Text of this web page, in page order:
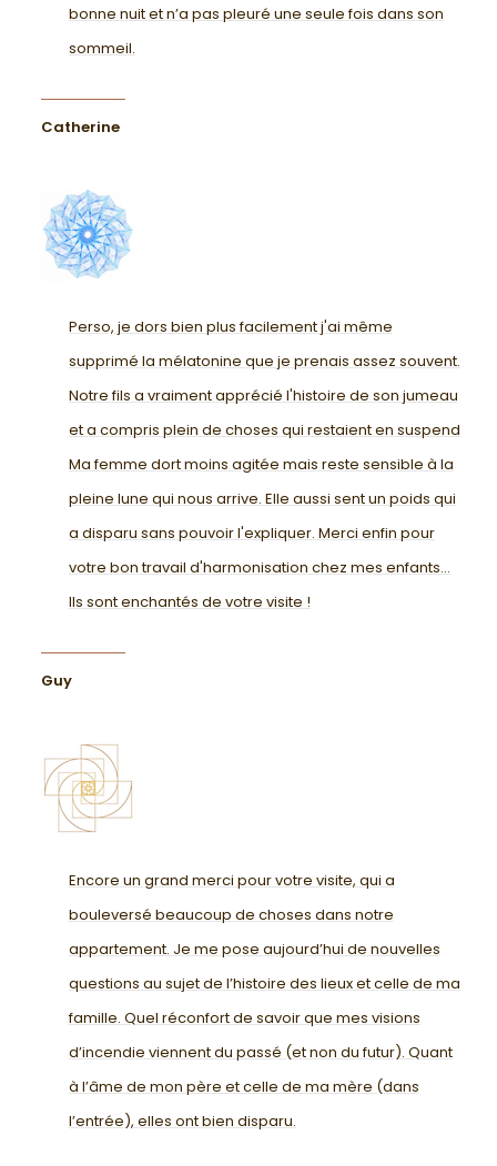
bonne nuit et n’a pas pleuré une seule fois dans son
sommeil.
Catherine
Perso, je dors bien plus facilement j'ai même
supprimé la mélatonine que je prenais assez souvent.
Notre fils a vraiment apprécié l'histoire de son jumeau
et a compris plein de choses qui restaient en suspend.
Ma femme dort moins agitée mais reste sensible à la
pleine lune qui nous arrive. Elle aussi sent un poids qui
a disparu sans pouvoir l'expliquer. Merci enfin pour
votre bon travail d'harmonisation chez mes enfants...
Ils sont enchantés de votre visite !
Guy
Encore un grand merci pour votre visite, qui a
bouleversé beaucoup de choses dans notre
appartement. Je me pose aujourd’hui de nouvelles
questions au sujet de l’histoire des lieux et celle de ma
famille. Quel réconfort de savoir que mes visions
d’incendie viennent du passé (et non du futur). Quant
à l’âme de mon père et celle de ma mère (dans
l’entrée), elles ont bien disparu.